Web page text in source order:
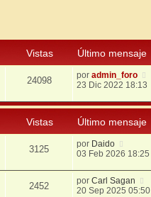
Vistas
Último mensaje
24098 poradmin_foro
23 Dic 2022 18:13
Vistas
Último mensaje
3125 por Daido
03 Feb 2026 18:25
2452 porCarl Sagan
20 Sep 2025 05:50